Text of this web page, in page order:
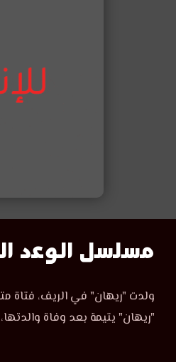
مسلسل
الوعد
الحلقة
مسلسل الوعد الحلقة
مسلسل
الوعد
الحلقة
ولدت "ريهان" في الريف، فتاة
"ريهان" يتيمة بعد وفاة